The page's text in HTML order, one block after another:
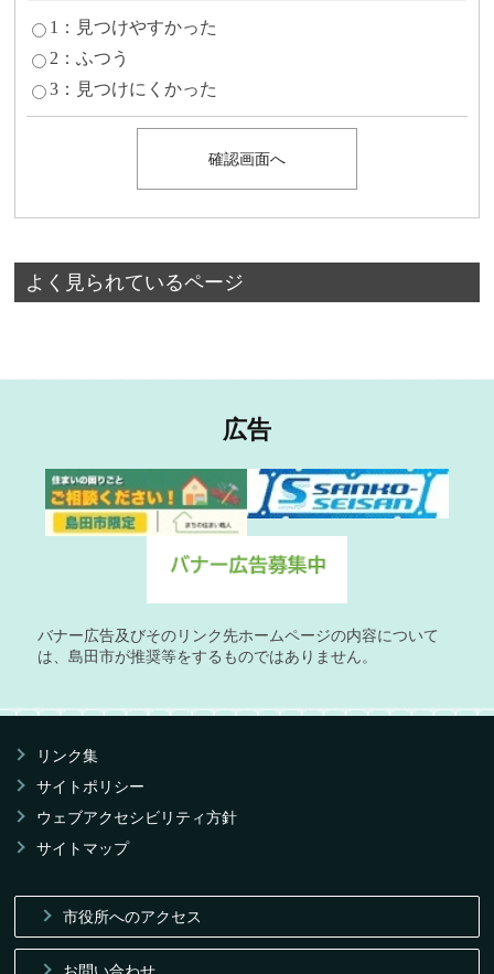
1：見つけやすかった
2：ふつう
3：見つけにくかった
よく見られているページ
広告
バナー広告及びそのリンク先ホームページの内容について
は、島田市が推奨等をするものではありません。
リンク集
サイトポリシー
ウェブアクセシビリティ方針
サイトマップ
市役所へのアクセス
お問い合わせ